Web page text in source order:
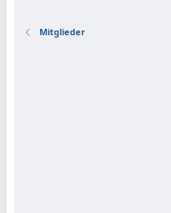
Mitglieder